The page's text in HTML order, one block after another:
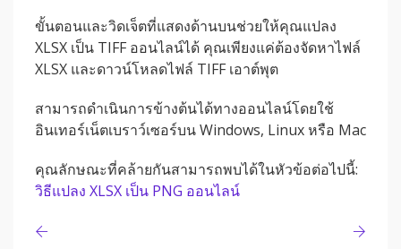
ขั้นตอนและวิดเจ็ตที่แสดงด้านบนช่วยให้คุณแปลง
XLSX เป็น TIFF ออนไลน์ได้ คุณเพียงแค่ต้องจัดหาไฟล์
XLSX และดาวน์โหลดไฟล์ TIFF เอาต์พุต
สามารถดำเนินการข้างต้นได้ทางออนไลน์โดยใช้
อินเทอร์เน็ตเบราว์เซอร์บน Windows, Linux หรือ Mac
คุณลักษณะที่คล้ายกันสามารถพบได้ในหัวข้อต่อไปนี้:
วิธีแปลง XLSX เป็น PNG ออนไลน์